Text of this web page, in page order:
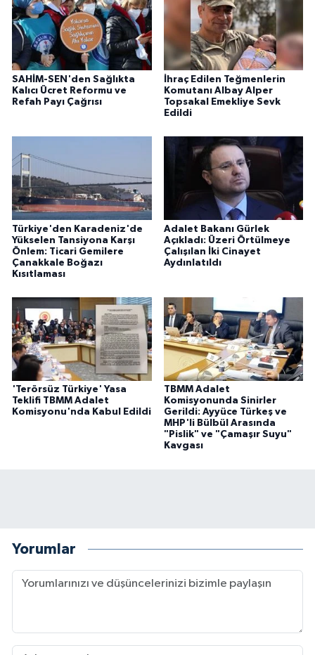
SAHİM-SEN'den Sağlıkta
Kalıcı Ücret Reformu ve
Refah Payı Çağrısı
İhraç Edilen Teğmenlerin
Komutanı Albay Alper
Topsakal Emekliye Sevk
Edildi
Türkiye'den Karadeniz'de
Yükselen Tansiyona Karşı
Önlem: Ticari Gemilere
Çanakkale Boğazı
Kısıtlaması
Adalet Bakanı Gürlek
Açıkladı: Üzeri Örtülmeye
Çalışılan İki Cinayet
Aydınlatıldı
'Terörsüz Türkiye' Yasa
Teklifi TBMM Adalet
Komisyonu'nda Kabul Edildi
TBMM Adalet
Komisyonunda Sinirler
Gerildi: Ayyüce Türkeş ve
MHP'li Bülbül Arasında
"Pislik" ve "Çamaşır Suyu"
Kavgası
Yorumlar